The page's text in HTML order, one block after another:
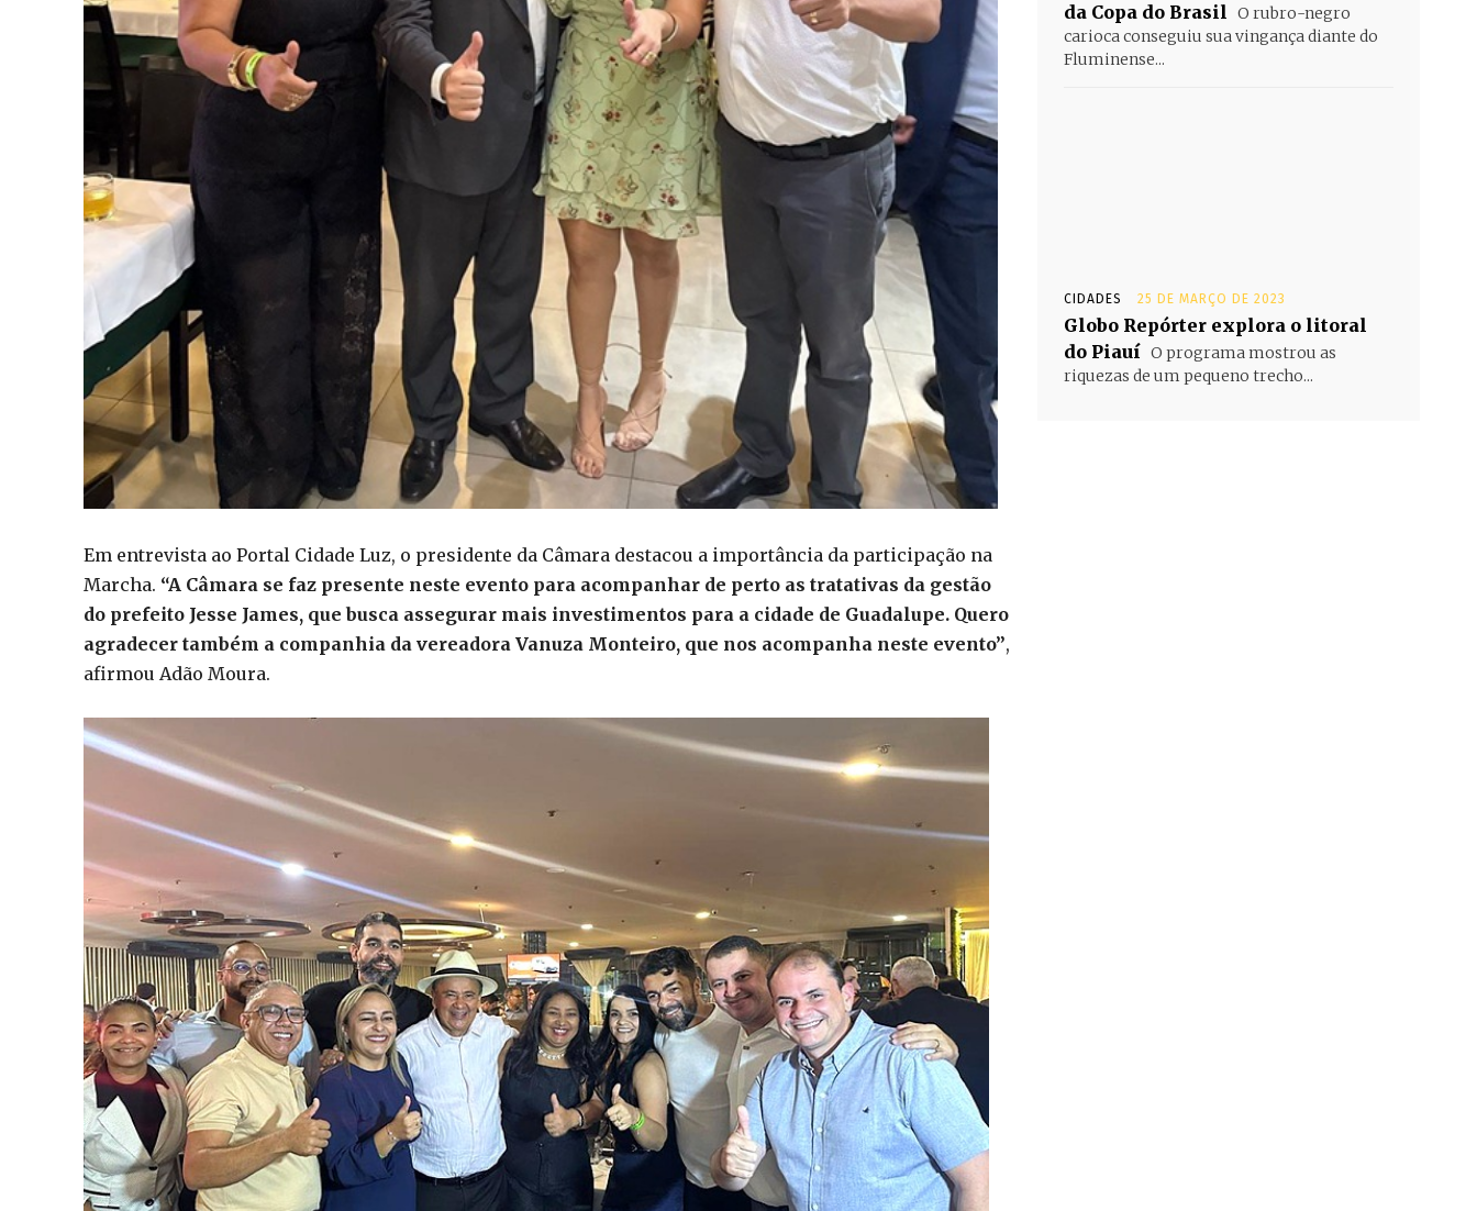
Em entrevista ao Portal Cidade Luz, o presidente da Câmara destacou a importância da participação na
Marcha. “A Câmara se faz presente neste evento para acompanhar de perto as tratativas da gestão
do prefeito Jesse James, que busca assegurar mais investimentos para a cidade de Guadalupe. Quero
agradecer também a companhia da vereadora Vanuza Monteiro, que nos acompanha neste evento”,
afirmou Adão Moura.
da Copa do Brasil O rubro-negro
carioca conseguiu sua vingança diante do
Fluminense...
CIDADES 25 DE MARÇO DE 2023
Globo Repórter explora o litoral
do Piauí O programa mostrou as
riquezas de um pequeno trecho...